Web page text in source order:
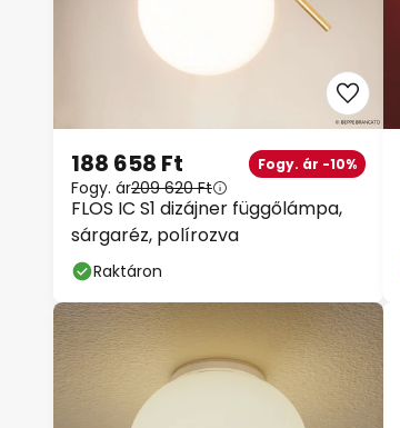
FLOS IC S1 dizájner függőlámpa,
sárgaréz, polírozva
188 658 Ft Fogy. ár -10%
Fogy. ár209 620 Ft
Raktáron